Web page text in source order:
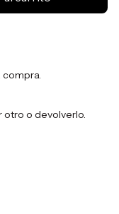
compra.
otro o devolverlo.